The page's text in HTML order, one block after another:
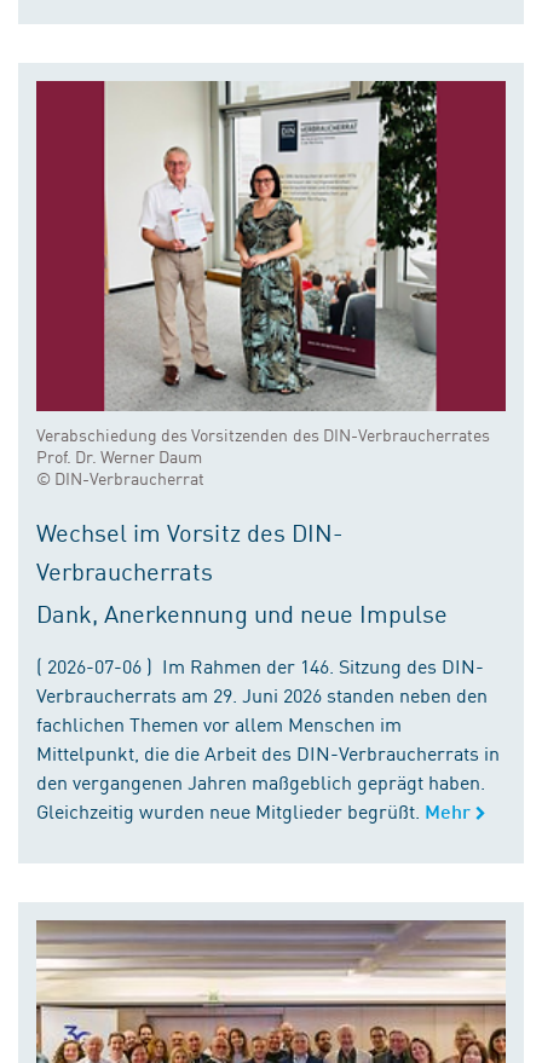
Verabschiedung des Vorsitzenden des DIN-Verbraucherrates
Prof. Dr. Werner Daum
© DIN-Verbraucherrat
Wechsel im Vorsitz des DIN-
Verbraucherrats
Dank, Anerkennung und neue Impulse
( 2026-07-06 ) Im Rahmen der 146. Sitzung des DIN-
Verbraucherrats am 29. Juni 2026 standen neben den
fachlichen Themen vor allem Menschen im
Mittelpunkt, die die Arbeit des DIN-Verbraucherrats in
den vergangenen Jahren maßgeblich geprägt haben.
Gleichzeitig wurden neue Mitglieder begrüßt. Mehr